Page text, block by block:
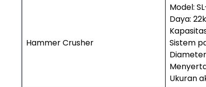
Hammer Crusher
Model:
Daya:
Sistem
Ukuran